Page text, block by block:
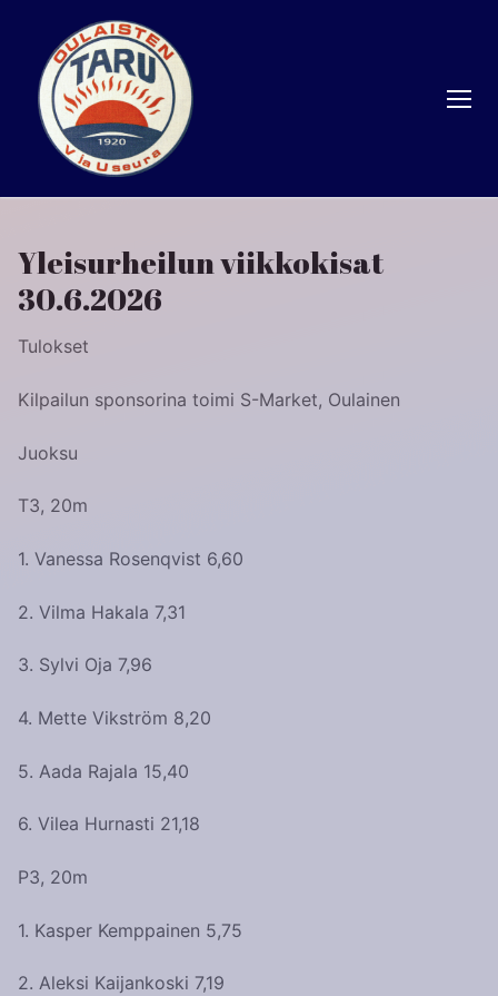
sisältöön
Yleisurheilun viikkokisat
30.6.2026
Tulokset
Kilpailun sponsorina toimi S-Market, Oulainen
Juoksu
T3, 20m
1. Vanessa Rosenqvist 6,60
2. Vilma Hakala 7,31
3. Sylvi Oja 7,96
4. Mette Vikström 8,20
5. Aada Rajala 15,40
6. Vilea Hurnasti 21,18
P3, 20m
1. Kasper Kemppainen 5,75
2. Aleksi Kaijankoski 7,19